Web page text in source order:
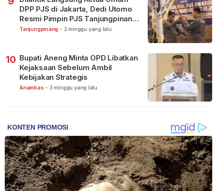
DPP PJS di Jakarta, Dedi Utomo
Resmi Pimpin PJS Tanjungpinang-
Bintan
Tanjungpinang - 2 minggu yang lalu
10 Bupati Aneng Minta OPD Libatkan
Kejaksaan Sebelum Ambil
Kebijakan Strategis
Anambas - 3 minggu yang lalu